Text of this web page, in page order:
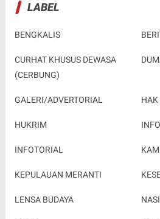
LABEL
BENGKALIS
CURHAT KHUSUS DEWASA
(CERBUNG)
GALERI/ADVERTORIAL HAK
HUKRIM
INFOTORIAL
KEPULAUAN MERANTI
LENSA BUDAYA